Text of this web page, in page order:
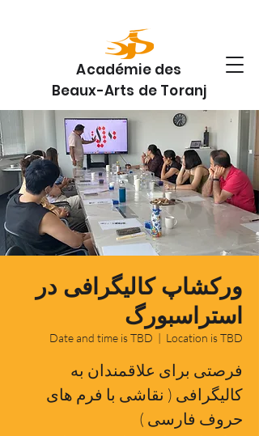
Académie des
Beaux-Arts de Toranj
ورکشاپ کالیگرافی در
استراسبورگ
Date and time is TBD
  |
Location is TBD
فرصتی برای علاقمندان به
کالیگرافی ( نقاشی با فرم های
حروف فارسی )